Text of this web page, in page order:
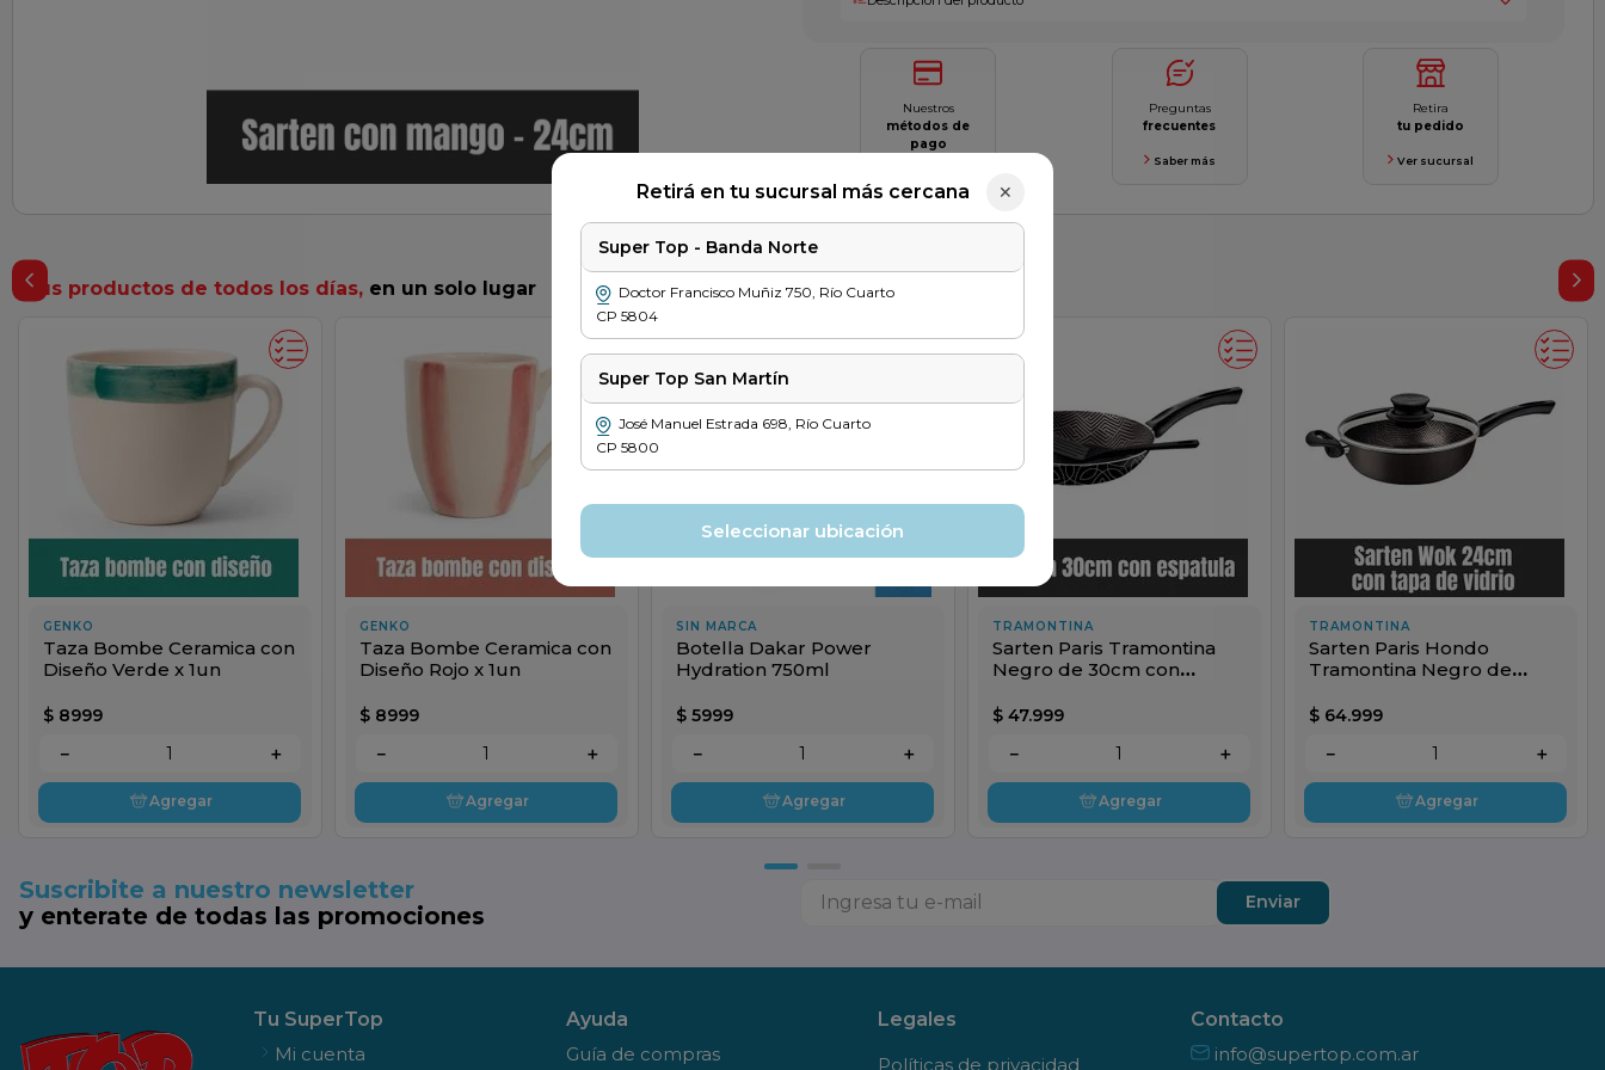
Retirá en tu sucursal más cercana ✕
Super Top - Banda Norte
Doctor Francisco Muñiz 750, Río Cuarto
CP 5804
Super Top San Martín
José Manuel Estrada 698, Río Cuarto
CP 5800
Seleccionar ubicación
Nuestros
métodos de
pago
Preguntas
frecuentes
Saber más
Retira
tu pedido
Ver sucursal
Tus productos de todos los días,en un solo lugar
GENKO
Taza Bombe Ceramica con
Diseño Verde x 1un
$ 8999
＋
－
Agregar
GENKO
Taza Bombe Ceramica con
Diseño Rojo x 1un
$ 8999
＋
－
Agregar
SIN MARCA
Botella Dakar Power
Hydration 750ml
$ 5999
＋
－
Agregar
TRAMONTINA
Sarten Paris Tramontina
Negro de 30cm con
$ 47.999
＋
－
Agregar
TRAMONTINA
Sarten Paris Hondo
Tramontina Negro de
$ 64.999
＋
－
Agregar
Suscribite a nuestro newsletter
y enterate de todas las promociones
Enviar
Tu SuperTop
Mi cuenta
Ayuda
Guía de compras
Legales
Políticas de privacidad
Contacto
info@supertop.com.ar